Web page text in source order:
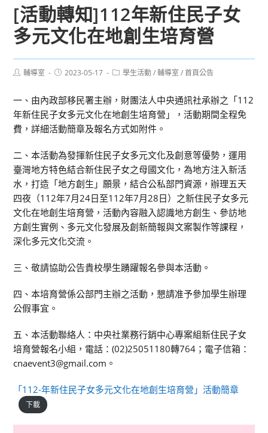
[活動轉知]112年新住民子女
多元文化在地創生培育營
Post輔導室
Post2023-05-17
Post學生活動 / 輔導室 / 首頁公告
一、由內政部移民署主辦，財團法人中央通訊社承辦之「112
年新住民子女多元文化在地創生培育營」，活動期間全程免
費，詳細活動簡章及報名方式如附件。
二、本活動為發揮新住民子女多元文化及創意等優勢，運用
臺灣地方特色結合新住民子女之母國文化，為地方注入新活
水，打造「地方創生」願景，結合公私部門資源，辦理五天
四夜（112年7月24日至112年7月28日）之新住民子女多元
文化在地創生培育營，活動內容融入認識地方創生、參訪地
方創生實例、多元文化發展及創新簡報與文案製作等課程，
深化多元文化交流。
三、敬請協助公告貴校學生踴躍報名參與本活動。
四、本培育營係公部門主辦之活動，懇請准予參加學生辦理
公假事宜。
五、本活動聯絡人：中央社業務行銷中心專案組新住民子女
培育營報名小組，電話：(02)25051180轉764；電子信箱：
cnaevent3@gmail.com。
「112-年新住民子女多元文化在地創生培育營」活動簡章
下載